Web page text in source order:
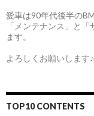
愛車は90年代後半の
「メンテナンス」と
ます。
よろしくお願いします♪
TOP10 CONTENTS